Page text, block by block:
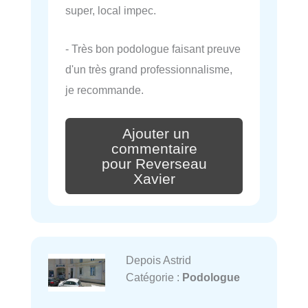
super, local impec.
- Très bon podologue faisant preuve
d'un très grand professionnalisme,
je recommande.
Ajouter un
commentaire
pour Reverseau
Xavier
Depois Astrid
Catégorie : Podologue